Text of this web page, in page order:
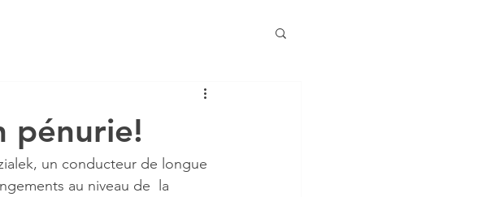
pénurie!
un conducteur de longue
au niveau de  la